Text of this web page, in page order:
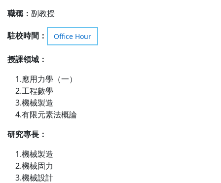
職稱： 副教授
駐校時間： Office Hour
授課領域 ：
1.應用力學（一）
2.工程數學
3.機械製造
4.有限元素法概論
研究專長 ：
1.機械製造
2.機械固力
3.機械設計